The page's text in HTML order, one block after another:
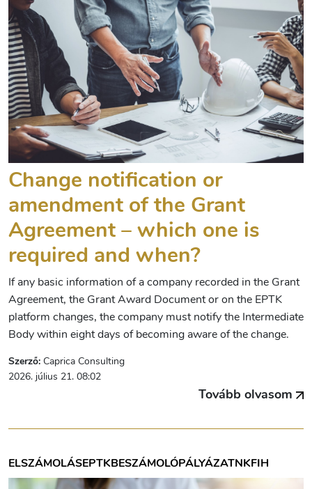
Change notification or
amendment of the Grant
Agreement – which one is
required and when?
If any basic information of a company recorded in the Grant
Agreement, the Grant Award Document or on the EPTK
platform changes, the company must notify the Intermediate
Body within eight days of becoming aware of the change.
Szerző: Caprica Consulting
2026. július 21. 08:02
Tovább olvasom
ELSZÁMOLÁSEPTKBESZÁMOLÓPÁLYÁZATNKFIH